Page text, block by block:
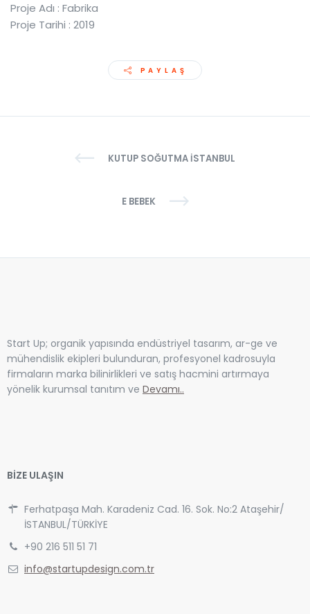
Proje Adı : Fabrika
Proje Tarihi : 2019
PAYLAŞ
KUTUP SOĞUTMA İSTANBUL
E BEBEK
Start Up; organik yapısında endüstriyel tasarım, ar-ge ve
mühendislik ekipleri bulunduran, profesyonel kadrosuyla
firmaların marka bilinirlikleri ve satış hacmini artırmaya
yönelik kurumsal tanıtım ve Devamı..
BİZE ULAŞIN
Ferhatpaşa Mah. Karadeniz Cad. 16. Sok. No:2 Ataşehir/
İSTANBUL/TÜRKİYE
+90 216 511 51 71
info@startupdesign.com.tr